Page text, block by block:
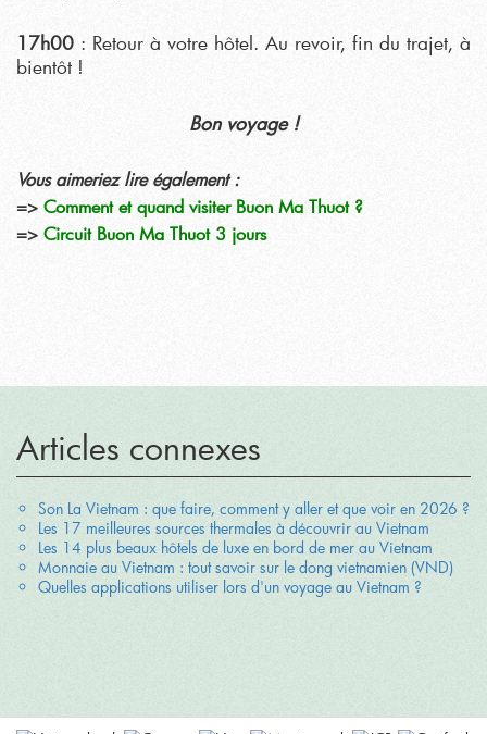
17h00 : Retour à votre hôtel. Au revoir, fin du trajet, à
bientôt !
Bon voyage !
Vous aimeriez lire également :
=> Comment et quand visiter Buon Ma Thuot ?
=> Circuit Buon Ma Thuot 3 jours
Articles connexes
Son La Vietnam : que faire, comment y aller et que voir en 2026 ?
Les 17 meilleures sources thermales à découvrir au Vietnam
Les 14 plus beaux hôtels de luxe en bord de mer au Vietnam
Monnaie au Vietnam : tout savoir sur le dong vietnamien (VND)
Quelles applications utiliser lors d'un voyage au Vietnam ?